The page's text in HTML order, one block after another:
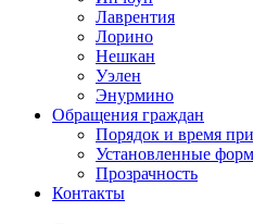
Лаврентия
Лорино
Нешкан
Уэлен
Энурмино
Обращения граждан
Порядок и время
Установленные
Прозрачность
Контакты